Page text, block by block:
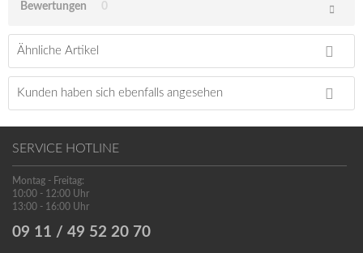
Bewertungen 0
Ähnliche Artikel
Kunden haben sich ebenfalls angesehen
SERVICE HOTLINE
Montag - Freitag:
10:00 - 12:00 Uhr
13:00 - 16:00 Uhr
09 11 / 49 52 20 70